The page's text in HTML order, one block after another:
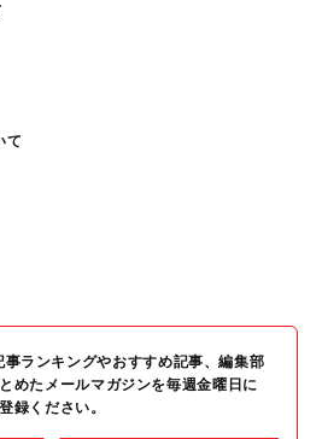
て
ランキングやおすすめ記事、編集部
めたメールマガジンを毎週金曜日に
録ください。